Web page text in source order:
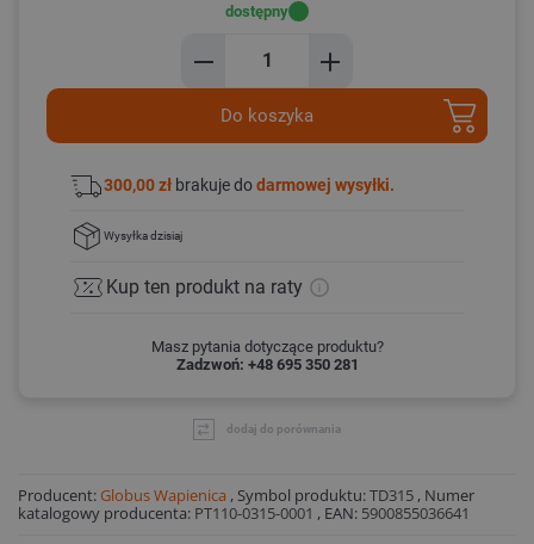
dostępny
Do koszyka
300,00 zł brakuje dodarmowej wysyłki.
Wysyłkadzisiaj
Kup ten produkt na raty
Masz pytania dotyczące produktu?
Zadzwoń: +48 695 350 281
dodaj do porównania
Producent: Globus Wapienica , Symbol produktu:TD315 , Numer
katalogowy producenta: PT110-0315-0001 , EAN: 5900855036641